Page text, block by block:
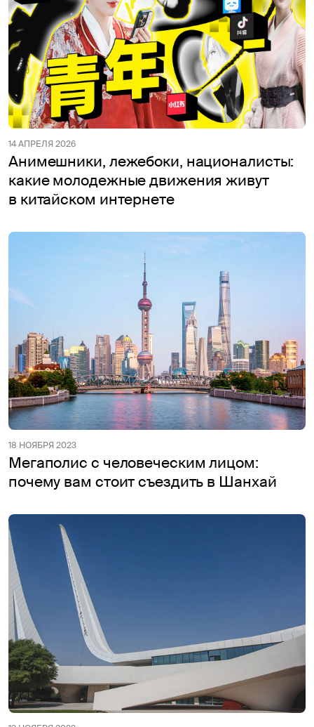
14 АПРЕЛЯ 2026
Анимешники, лежебоки, националисты:
какие молодежные движения живут
в китайском интернете
18 НОЯБРЯ 2023
Мегаполис с человеческим лицом:
почему вам стоит съездить в Шанхай